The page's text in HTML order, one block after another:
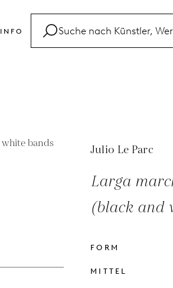
INFO
Julio Le Parc
Larga
(black and
FORM
MITTEL